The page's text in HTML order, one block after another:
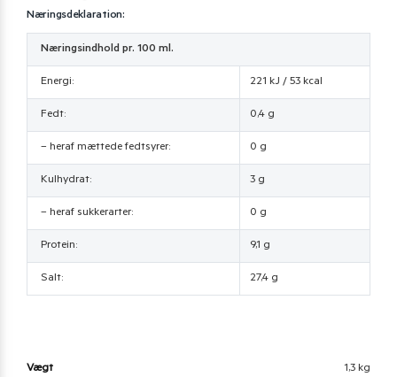
Næringsdeklaration:
Næringsindhold pr. 100 ml.
Energi: 221 kJ / 53 kcal
Fedt: 0,4 g
– heraf mættede fedtsyrer: 0 g
Kulhydrat: 3 g
– heraf sukkerarter: 0 g
Protein: 9,1 g
Salt: 27,4 g
Vægt 1,3 kg